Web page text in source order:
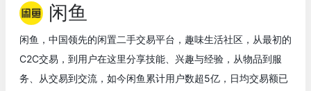
闲鱼
闲鱼，中国领先的闲置二手交易平台，趣味生活社区，从最初的
C2C交易，到用户在这里分享技能、兴趣与经验，从物品到服
务、从交易到交流，如今闲鱼累计用户数超5亿，日均交易额已